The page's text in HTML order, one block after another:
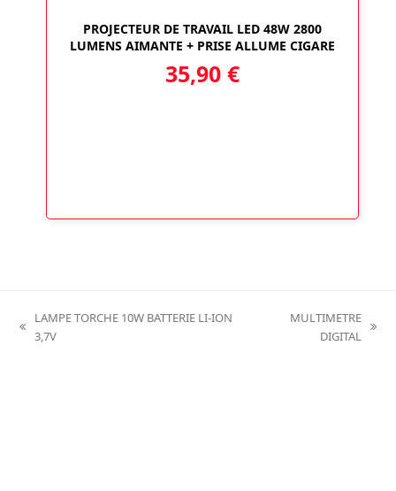
PROJECTEUR DE TRAVAIL LED 48W 2800
LUMENS AIMANTE + PRISE ALLUME CIGARE
35,90 €
previous
LAMPE TORCHE 10W BATTERIE LI-ION
3,7V
MULTIMETRE
DIGITAL